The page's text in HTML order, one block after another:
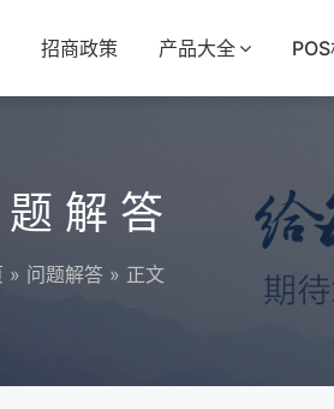
招商政策 产品大全
解答
» 问题解答 » 正文